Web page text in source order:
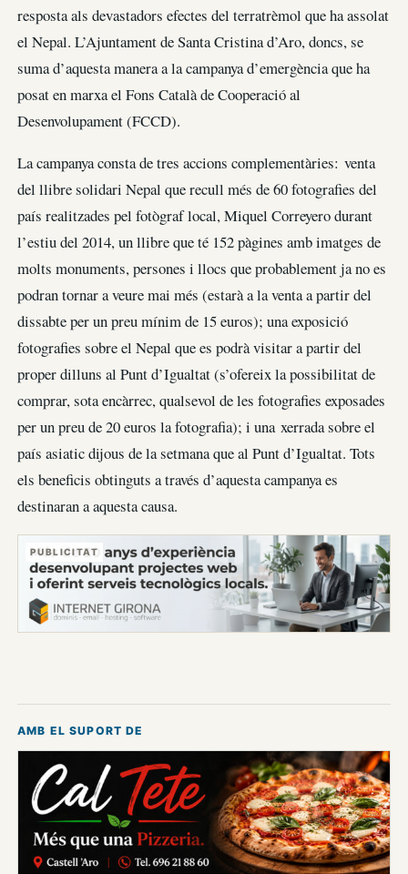
resposta als devastadors efectes del terratrèmol que ha assolat
el Nepal. L’Ajuntament de Santa Cristina d’Aro, doncs, se
suma d’aquesta manera a la campanya d’emergència que ha
posat en marxa el Fons Català de Cooperació al
Desenvolupament (FCCD).
La campanya consta de tres accions complementàries: venta
del llibre solidari Nepal que recull més de 60 fotografies del
país realitzades pel fotògraf local, Miquel Correyero durant
l’estiu del 2014, un llibre que té 152 pàgines amb imatges de
molts monuments, persones i llocs que probablement ja no es
podran tornar a veure mai més (estarà a la venta a partir del
dissabte per un preu mínim de 15 euros); una exposició
fotografies sobre el Nepal que es podrà visitar a partir del
proper dilluns al Punt d’Igualtat (s’ofereix la possibilitat de
comprar, sota encàrrec, qualsevol de les fotografies exposades
per un preu de 20 euros la fotografia); i una xerrada sobre el
país asiatic dijous de la setmana que al Punt d’Igualtat. Tots
els beneficis obtinguts a través d’aquesta campanya es
destinaran a aquesta causa.
PUBLICITAT
AMB EL SUPORT DE